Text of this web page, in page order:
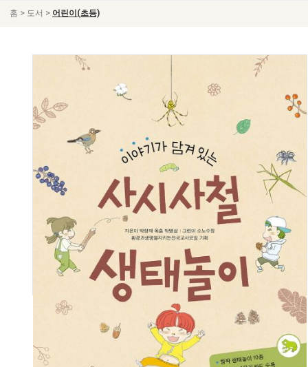
홈 > 도서 > 어린이(초등)